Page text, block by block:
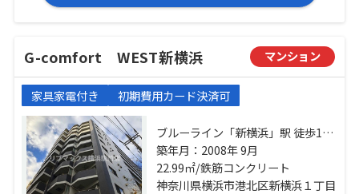
G-comfort WEST新横浜 マンション
家具家電付き 初期費用カード決済可
ブルーライン「新横浜」駅 徒歩10
分 横浜線「小机」駅 徒歩16分 ブル
ーライン「岸根公園」駅 徒歩19分
築年月：2008年 9月
22.99㎡/鉄筋コンクリート
神奈川県横浜市港北区新横浜１丁目